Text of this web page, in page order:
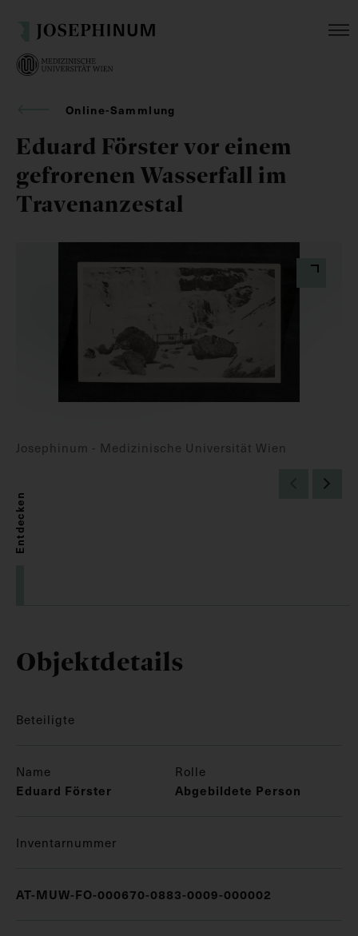
Online-Sammlung
Eduard Förster vor einem
gefrorenen Wasserfall im
Travenanzestal
Josephinum - Medizinische Universität Wien
Entdecken
Objektdetails
Beteiligte
Name Rolle
Eduard Förster Abgebildete Person
Inventarnummer
AT-MUW-FO-000670-0883-0009-000002